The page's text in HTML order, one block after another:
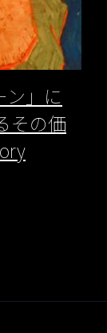
ン」に
その価